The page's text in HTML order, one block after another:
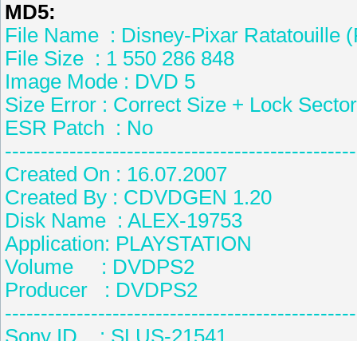
MD5:
File Name : Disney-Pixar Ratatouille
File Size : 1 550 286 848
Image Mode : DVD 5
Size Error : Correct Size + Lock Sector
ESR Patch : No
Created On : 16.07.2007
Created By : CDVDGEN
Disk Name : ALEX-
Application:
Volume : DVDPS2
Producer : DVDPS2
Sony ID : SLUS-21541